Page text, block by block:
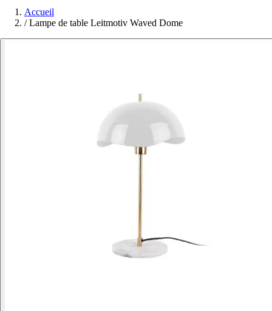
Accueil
/ Lampe de table Leitmotiv Waved Dome